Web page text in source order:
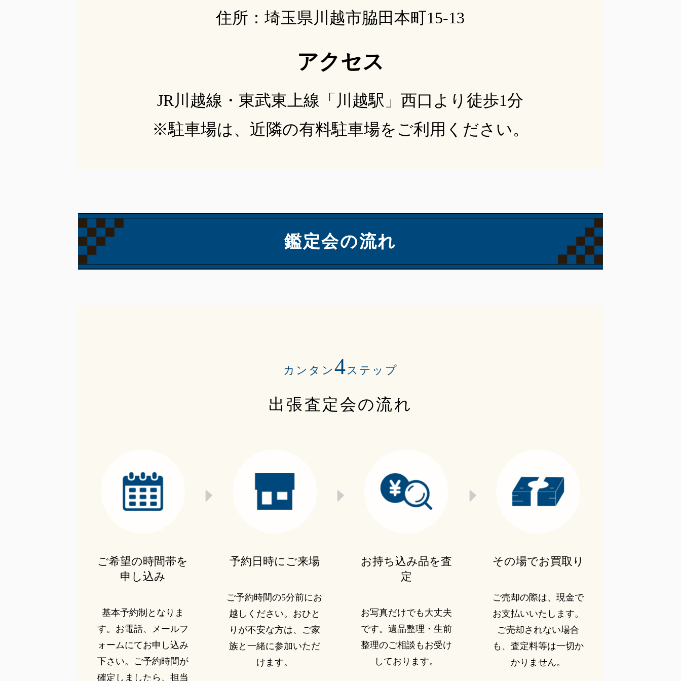
住所：埼玉県川越市脇田本町15-13
アクセス
JR川越線・東武東上線「川越駅」西口より徒歩1分
※駐車場は、近隣の有料駐車場をご利用ください。
鑑定会の流れ
カンタン 4ステップ
出張査定会の流れ
ご希望の時間帯を
申し込み
基本予約制となりま
す。お電話、メールフ
ォームにてお申し込み
下さい。ご予約時間が
確定しましたら、担当
予約日時にご来場
ご予約時間の5分前にお
越しください。おひと
りが不安な方は、ご家
族と一緒に参加いただ
けます。
お持ち込み品を査
定
お写真だけでも大丈夫
です。遺品整理・生前
整理のご相談もお受け
しております。
その場でお買取り
ご売却の際は、現金で
お支払いいたします。
ご売却されない場合
も、査定料等は一切か
かりません。